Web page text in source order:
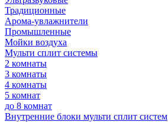
Традиционные
Арома-увлажнители
Промышленные
Мойки воздуха
Мульти сплит системы
2 комнаты
3 комнаты
4 комнаты
5 комнат
до 8 комнат
Внутренние блоки мульти сплит систем